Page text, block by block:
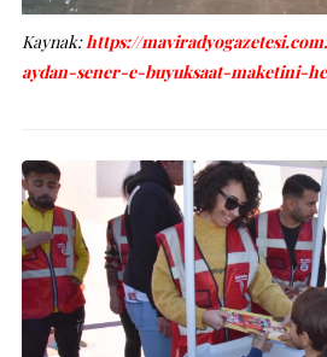
Kaynak: https://
aydan-sener-e-buyuksaat-maketini-